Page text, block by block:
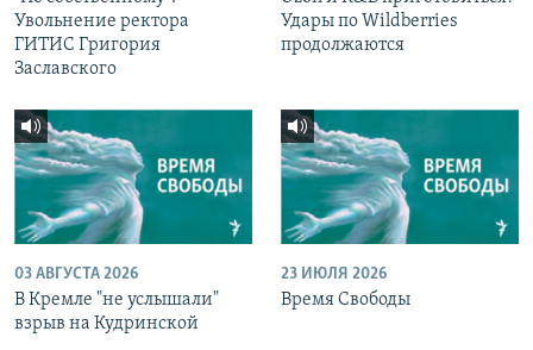
Увольнение ректора
ГИТИС Григория
Заславского
Удары по Wildberries
продолжаются
03 АВГУСТА 2026
В Кремле "не услышали"
взрыв на Кудринской
23 ИЮЛЯ 2026
Время Свободы